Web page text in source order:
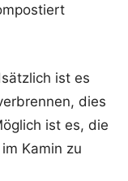
ist es
dies
ist es, die
Kamin zu